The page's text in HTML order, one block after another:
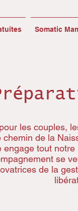
Somatic
les couples,
chemin de la
engage tout
se
de la